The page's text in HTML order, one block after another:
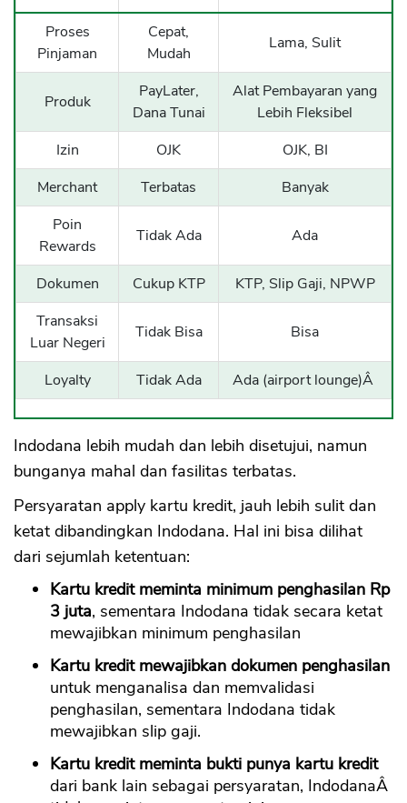
Proses
Pinjaman
Cepat,
Mudah
Lama, Sulit
Produk
PayLater,
Dana Tunai
Alat Pembayaran yang
Lebih Fleksibel
Izin
OJK
OJK, BI
Merchant
Terbatas
Banyak
Poin
Rewards
Tidak Ada Ada
Dokumen Cukup KTP
KTP, Slip Gaji, NPWP
Transaksi
Luar Negeri
Tidak Bisa Bisa
Loyalty Tidak Ada Ada (airport lounge)Â
Indodana lebih mudah dan lebih disetujui, namun
bunganya mahal dan fasilitas terbatas.
Persyaratan apply kartu kredit, jauh lebih sulit dan
ketat dibandingkan Indodana. Hal ini bisa dilihat
dari sejumlah ketentuan:
Kartu kredit meminta minimum penghasilan Rp
3 juta, sementara Indodana tidak secara ketat
mewajibkan minimum penghasilan
Kartu kredit mewajibkan dokumen penghasilan
untuk menganalisa dan memvalidasi
penghasilan, sementara Indodana tidak
mewajibkan slip gaji.
Kartu kredit meminta bukti punya kartu kredit
dari bank lain sebagai persyaratan, IndodanaÂ